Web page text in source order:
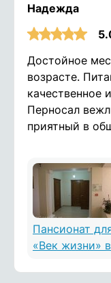
Надежда
Достойное
возрасте.
качественное
Перносал
приятный в
отзываются
опрятные.
Пансионат
«Век жизни»